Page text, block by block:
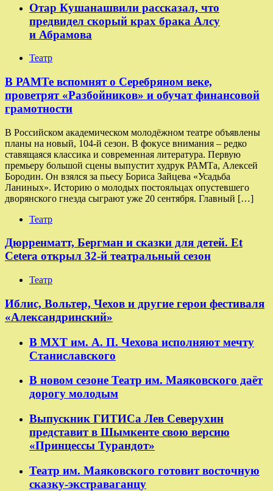
Отар Кушанашвили рассказал, что
предвидел скорый крах брака Алсу
и Абрамова
Театр
​​В РАМТе вспомнят о Серебряном веке,
проветрят «Разбойников» и обучат финансовой
грамотности
В Российском академическом молодёжном театре объявлены
планы на новый, 104-й сезон. В фокусе внимания – редко
ставящаяся классика и современная литература. Первую
премьеру большой сцены выпустит худрук РАМТа, Алексей
Бородин. Он взялся за пьесу Бориса Зайцева «Усадьба
Ланиных». Историю о молодых постояльцах опустевшего
дворянского гнезда сыграют уже 20 сентября. Главный […]
Театр
Дюрренматт, Бергман и сказки для детей. Et
Cetera открыл 32-й театральный сезон
Театр
​​Иблис, Вольтер, Чехов и другие герои фестиваля
«Александринский»
В МХТ им. А. П. Чехова исполняют мечту
Станиславского
В новом сезоне Театр им. Маяковского даёт
дорогу молодым
Выпускник ГИТИСа Лев Северухин
представит в Шымкенте свою версию
«Принцессы Турандот»
Театр им. Маяковского готовит восточную
сказку-экстраваганцу